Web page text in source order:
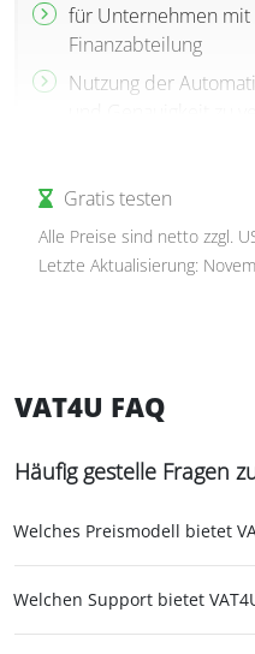
für Unternehmen
Finanzabteilung
Nutzung der
Gratis testen
Alle Preise sind netto zzgl.
Letzte Aktualisierung:
VAT4U FAQ
Häufig gestelle Fragen
Welches Preismodell bietet
Welchen Support bietet